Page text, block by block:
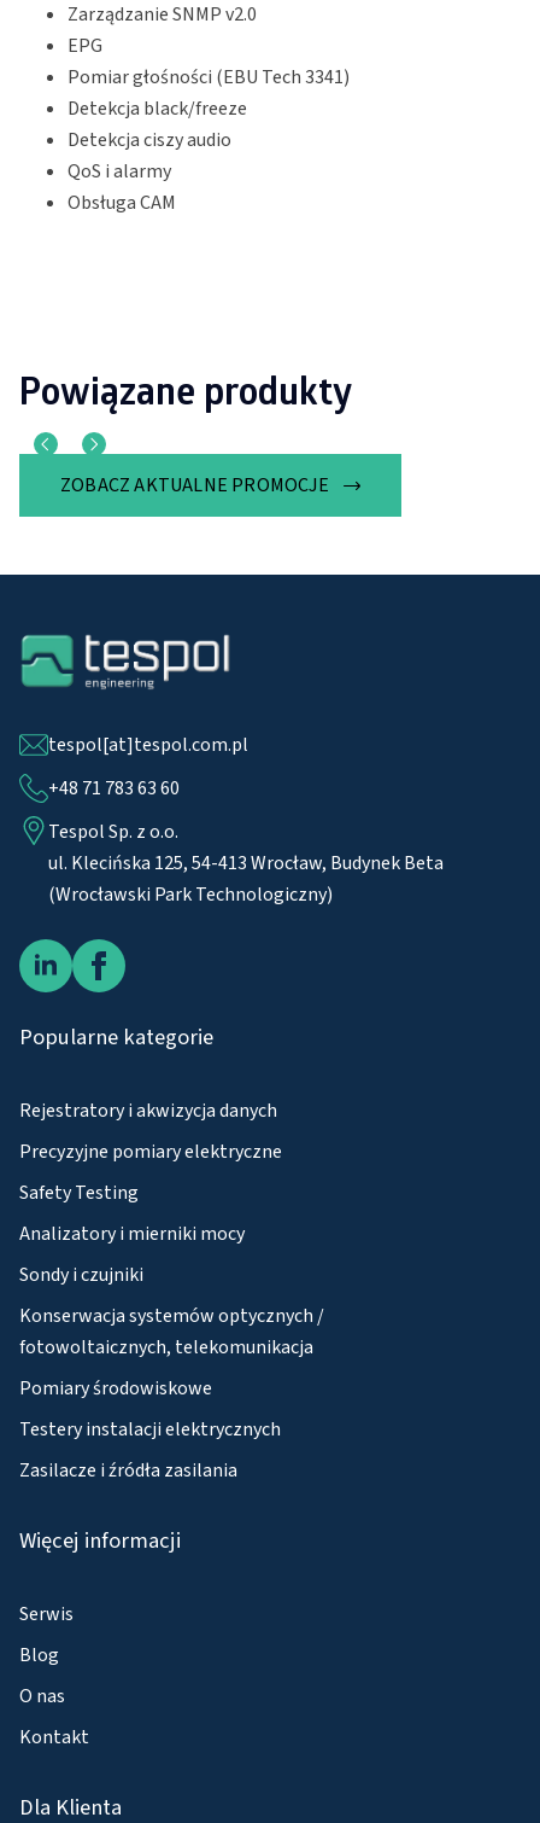
Zarządzanie SNMP v2.0
EPG
Pomiar głośności (EBU Tech 3341)
Detekcja black/freeze
Detekcja ciszy audio
QoS i alarmy
Obsługa CAM
Powiązane produkty
ZOBACZ AKTUALNE PROMOCJE
tespol[at]tespol.com.pl
+48 71 783 63 60
Tespol Sp. z o.o.
ul. Klecińska 125, 54-413 Wrocław, Budynek Beta
(Wrocławski Park Technologiczny)
Popularne kategorie
Rejestratory i akwizycja danych
Precyzyjne pomiary elektryczne
Safety Testing
Analizatory i mierniki mocy
Sondy i czujniki
Konserwacja systemów optycznych /
fotowoltaicznych, telekomunikacja
Pomiary środowiskowe
Testery instalacji elektrycznych
Zasilacze i źródła zasilania
Więcej informacji
Serwis
Blog
O nas
Kontakt
Dla Klienta